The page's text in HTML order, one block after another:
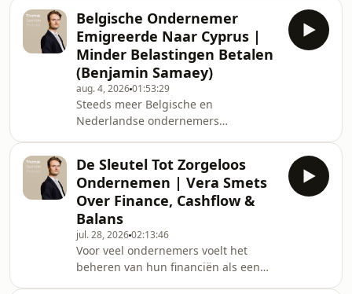
Belgische Ondernemer
Emigreerde Naar Cyprus |
Minder Belastingen Betalen
(Benjamin Samaey)
aug. 4, 202601:53:29
Steeds meer Belgische en
Nederlandse ondernemers
belastingverhogingen en andere
evoluties.Benjamin Samaey, founder
van Cyprus Consult en digitaal
ondernemer, besloot de daad bij het
woord te voegen. Hij pakte zijn koffers
en verhuisde zijn persoonlijke en
zakelijke leven naar Cyprus.Samen
met Thomas Guenter duikt Benjamin
De Sleutel Tot Zorgeloos
Ondernemen | Vera Smets
Over Finance, Cashflow &
Balans
jul. 28, 202602:13:46
Voor veel ondernemers voelt het
beheren van hun financiën als een